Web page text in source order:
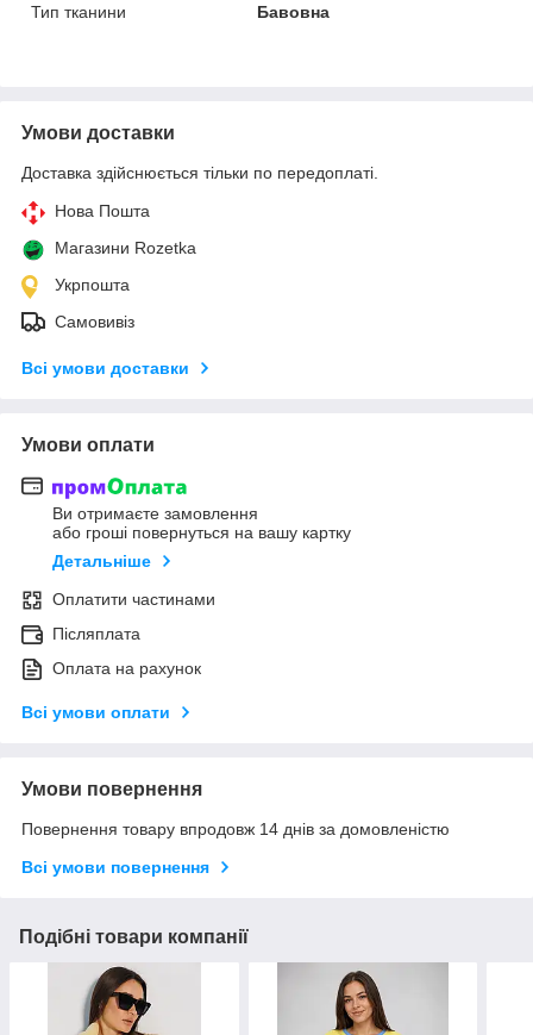
Тип тканини
Бавовна
Умови доставки
Доставка здійснюється тільки по передоплаті.
Нова Пошта
Магазини Rozetka
Укрпошта
Самовивіз
Всі умови доставки
Умови оплати
Ви отримаєте замовлення
або гроші повернуться на вашу картку
Детальніше
Оплатити частинами
Післяплата
Оплата на рахунок
Всі умови оплати
Умови повернення
Повернення товару впродовж 14 днів за домовленістю
Всі умови повернення
Подібні товари компанії